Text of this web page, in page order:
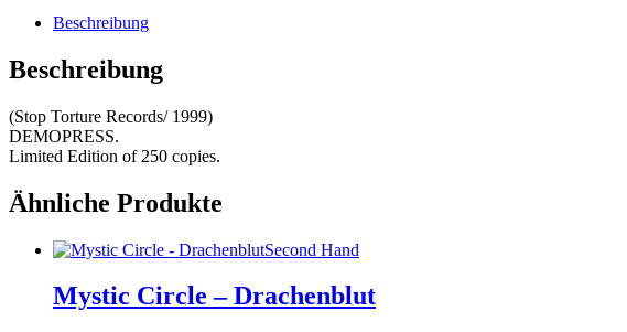
Beschreibung
Beschreibung
(Stop Torture Records/ 1999)
DEMOPRESS.
Limited Edition of 250 copies.
Ähnliche Produkte
Second Hand
Mystic Circle – Drachenblut